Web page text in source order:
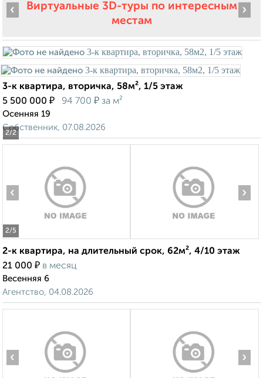
Виртуальные 3D-туры по интересным
местам
2/2
‹ ›
3-к квартира, вторичка, 58м², 1/5 этаж
5 500 000 ₽ 94 700 ₽ за м²
Осенняя 19
Собственник, 07.08.2026
2/5
‹ ›
2-к квартира, на длительный срок, 62м², 4/10 этаж
21 000 ₽ в месяц
Весенняя 6
Агентство, 04.08.2026
‹ ›